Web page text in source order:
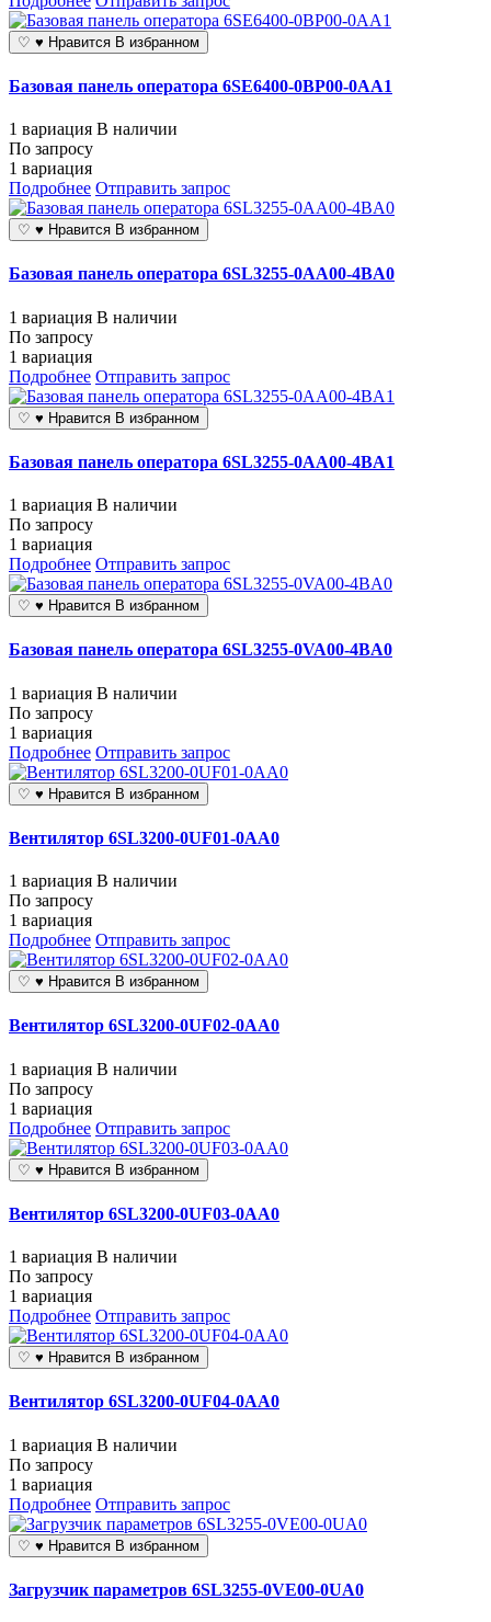
♡ ♥ Нравится В избранном
Базовая панель оператора 6SE6400-0BP00-0AA1
1 вариация В наличии
По запросу
1 вариация
Подробнее Отправить запрос
♡ ♥ Нравится В избранном
Базовая панель оператора 6SL3255-0AA00-4BA0
1 вариация В наличии
По запросу
1 вариация
Подробнее Отправить запрос
♡ ♥ Нравится В избранном
Базовая панель оператора 6SL3255-0AA00-4BA1
1 вариация В наличии
По запросу
1 вариация
Подробнее Отправить запрос
♡ ♥ Нравится В избранном
Базовая панель оператора 6SL3255-0VA00-4BA0
1 вариация В наличии
По запросу
1 вариация
Подробнее Отправить запрос
♡ ♥ Нравится В избранном
Вентилятор 6SL3200-0UF01-0AA0
1 вариация В наличии
По запросу
1 вариация
Подробнее Отправить запрос
♡ ♥ Нравится В избранном
Вентилятор 6SL3200-0UF02-0AA0
1 вариация В наличии
По запросу
1 вариация
Подробнее Отправить запрос
♡ ♥ Нравится В избранном
Вентилятор 6SL3200-0UF03-0AA0
1 вариация В наличии
По запросу
1 вариация
Подробнее Отправить запрос
♡ ♥ Нравится В избранном
Вентилятор 6SL3200-0UF04-0AA0
1 вариация В наличии
По запросу
1 вариация
Подробнее Отправить запрос
♡ ♥ Нравится В избранном
Загрузчик параметров 6SL3255-0VE00-0UA0